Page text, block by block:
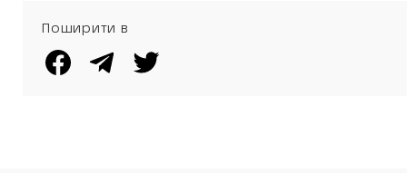
Поширити в